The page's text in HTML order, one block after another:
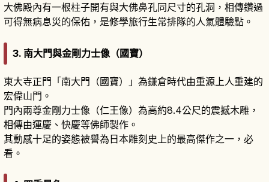
大佛殿內有一根柱子開有與大佛鼻孔同尺寸的孔洞，相傳鑽過
可得無病息災的保佑，是修學旅行生常排隊的人氣體驗點。
3. 南大門與金剛力士像（國寶）
東大寺正門「南大門（國寶）」為鎌倉時代由重源上人重建的
宏偉山門。
門內兩尊金剛力士像（仁王像）為高約8.4公尺的震撼木雕，
相傳由運慶、快慶等佛師製作。
其動感十足的姿態被譽為日本雕刻史上的最高傑作之一，必
看。